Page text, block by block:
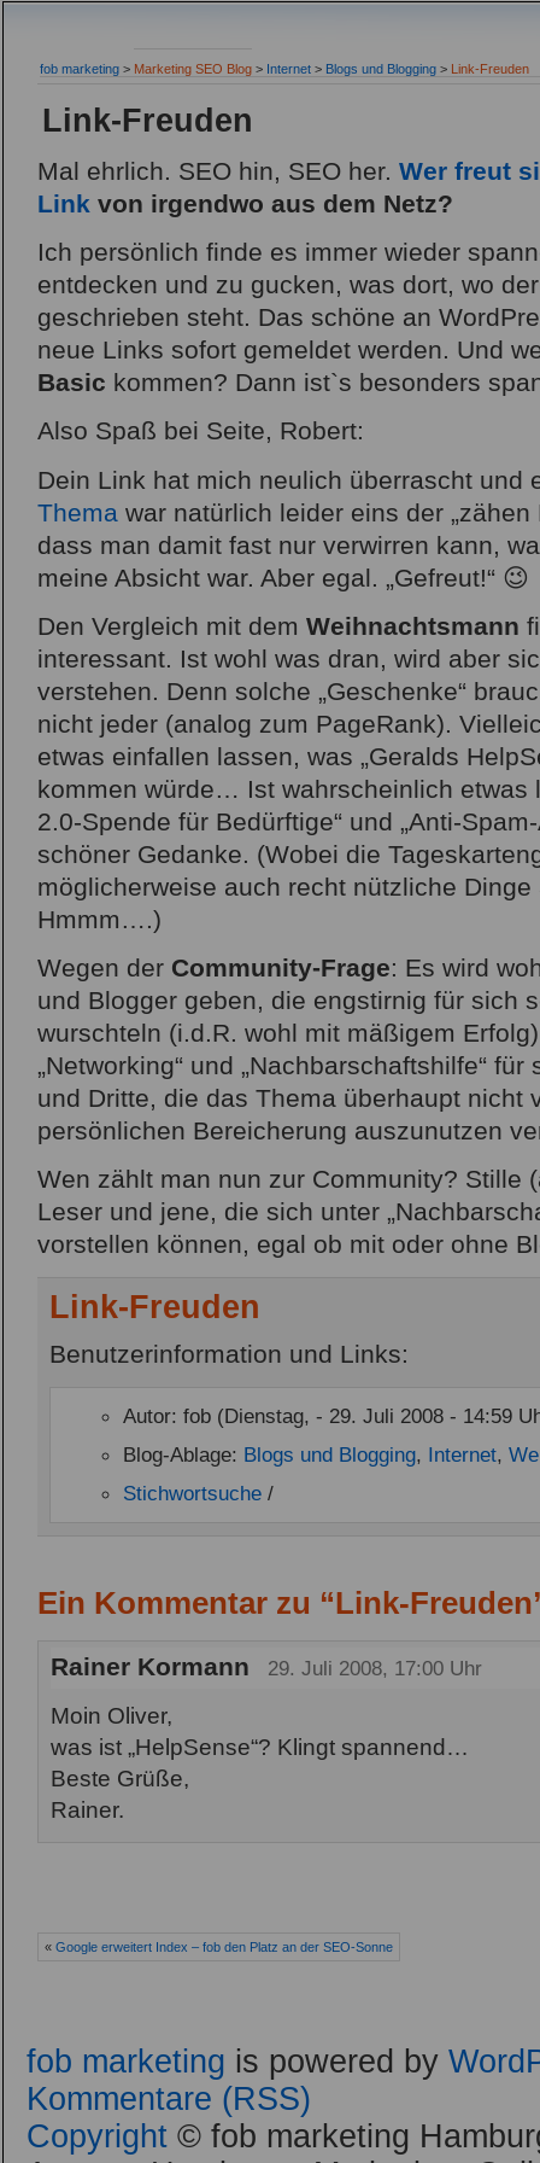
fob marketing > Marketing SEO Blog > Internet > Blogs und Blogging > Link-Freuden
Link-Freuden
Mal ehrlich. SEO hin, SEO her. Wer freut
Link von irgendwo aus dem Netz?
Ich persönlich finde es immer wieder
entdecken und zu gucken, was dort, wo
geschrieben steht. Das schöne an
neue Links sofort gemeldet werden. Und
Basic kommen? Dann ist`s besonders
Also Spaß bei Seite, Robert:
Dein Link hat mich neulich überrascht und
Thema war natürlich leider eins der
dass man damit fast nur verwirren kann,
meine Absicht war. Aber egal. „Gefreut!“ 😉
Den Vergleich mit dem Weihnachtsmann
interessant. Ist wohl was dran, wird aber
verstehen. Denn solche „Geschenke“
nicht jeder (analog zum PageRank).
etwas einfallen lassen, was „Geralds
kommen würde… Ist wahrscheinlich etwas
2.0-Spende für Bedürftige“ und „Anti-
schöner Gedanke. (Wobei die
möglicherweise auch recht nützliche
Hmmm….)
Wegen der Community-Frage: Es wird
und Blogger geben, die engstirnig für sich
wurschteln (i.d.R. wohl mit mäßigem
„Networking“ und „Nachbarschaftshilfe“
und Dritte, die das Thema überhaupt nicht
persönlichen Bereicherung auszunutzen
Wen zählt man nun zur Community? Stille
Leser und jene, die sich unter
vorstellen können, egal ob mit oder ohne
Link-Freuden
Benutzerinformation und Links:
Autor: fob (Dienstag, - 29. Juli 2008 - 14:59
Blog-Ablage: Blogs und Blogging, Internet,
Stichwortsuche /
Ein Kommentar zu “Link-
Rainer Kormann 29. Juli 2008, 17:00 Uhr
Moin Oliver,
was ist „HelpSense“? Klingt spannend…
Beste Grüße,
Rainer.
« Google erweitert Index – fob den Platz an der SEO-Sonne
fob marketing is powered by
Kommentare (RSS)
Copyright © fob marketing